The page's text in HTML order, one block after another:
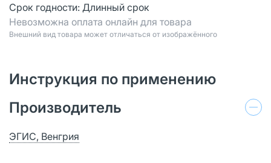
Срок годности: Длинный срок
Невозможна оплата онлайн для товара
Bнешний вид товара может отличаться от изображённого
Инструкция по применению
Производитель
ЭГИС, Венгрия